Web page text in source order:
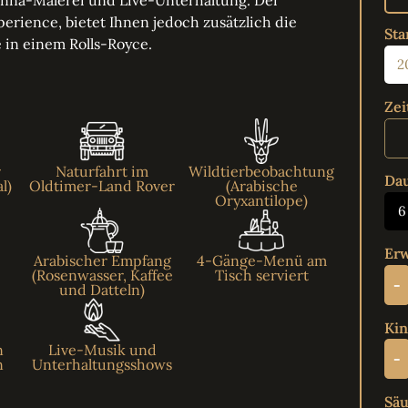
bietet Ihnen jedoch zusätzlich die
einem Rolls-Royce.
Naturfahrt im
Oldtimer-Land Rover
Wildtierbeobachtung
(Arabische
Oryxantilope)
Arabischer Empfang
(Rosenwasser, Kaffee
und Datteln)
4-Gänge-Menü am
Tisch serviert
Live-Musik und
Unterhaltungsshows
-
-